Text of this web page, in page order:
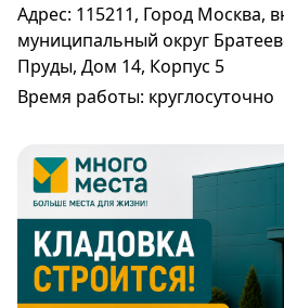
Адрес: 115211, Город Москва,
муниципальный округ
Пруды, Дом 14, Корпус 5
Время работы: круглосуточно